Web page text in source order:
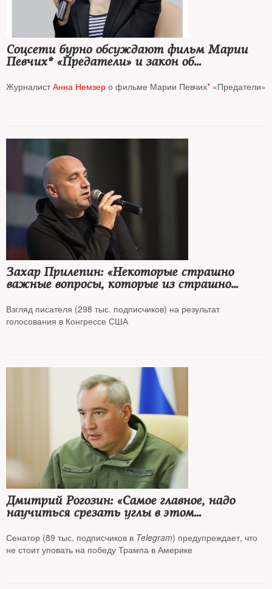
Соцсети бурно обсуждают фильм Марии
Певчих* «Предатели» и закон об
ЖурналистАнна Немзер о фильме Марии Певчих* «Предатели»
Захар Прилепин: «Некоторые страшно
важные вопросы, которые из страшно
Взгляд писателя (298 тыс. подписчиков) на результат
голосования в Конгрессе США
Дмитрий Рогозин: «Самое главное, надо
научиться срезать углы в этом
врагом»
Сенатор (89 тыс. подписчиков в Telegram) предупреждает, что
не стоит уповать на победу Трампа в Америке